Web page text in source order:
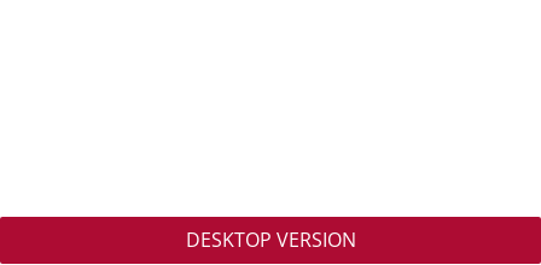
DESKTOP VERSION